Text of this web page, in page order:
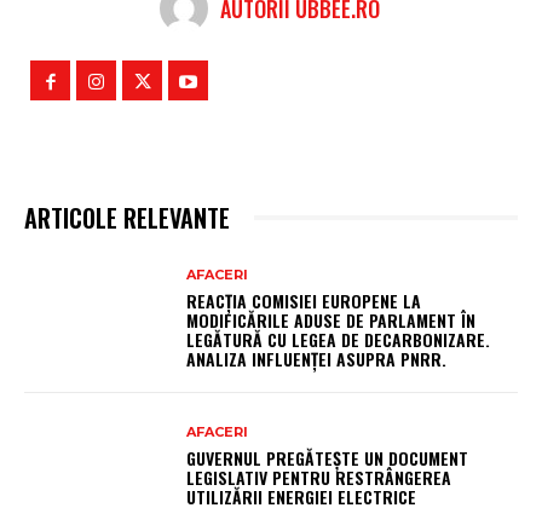
AUTORII UBBEE.RO
ARTICOLE RELEVANTE
AFACERI
REACȚIA COMISIEI EUROPENE LA
MODIFICĂRILE ADUSE DE PARLAMENT ÎN
LEGĂTURĂ CU LEGEA DE DECARBONIZARE.
ANALIZA INFLUENȚEI ASUPRA PNRR.
AFACERI
GUVERNUL PREGĂTEȘTE UN DOCUMENT
LEGISLATIV PENTRU RESTRÂNGEREA
UTILIZĂRII ENERGIEI ELECTRICE